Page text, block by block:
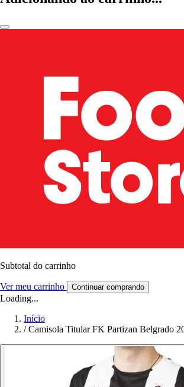
Subtotal do carrinho
Ver meu carrinho Continuar comprando
Loading...
Início
/ Camisola Titular FK Partizan Belgrado